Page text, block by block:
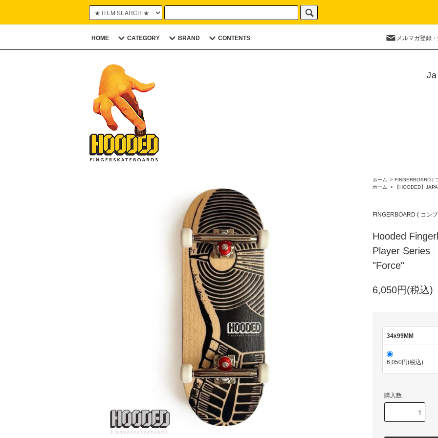
HOME CATEGORY BRAND CONTENTS メルマガ登録
ホーム > FINGERBOARD (
ホーム
> 【HOODED】
FINGERBOARD ( コン
Hooded
Player Series
"Force"
6,050円(税込)
34x99MM
6,050円(税込)
購入数